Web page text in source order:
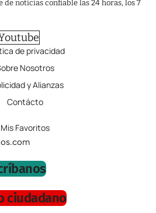
noticias confiable las 24 horas, los 7
de privacidad
Nosotros
y Alianzas
Contácto
Mis Favoritos
ciudadano